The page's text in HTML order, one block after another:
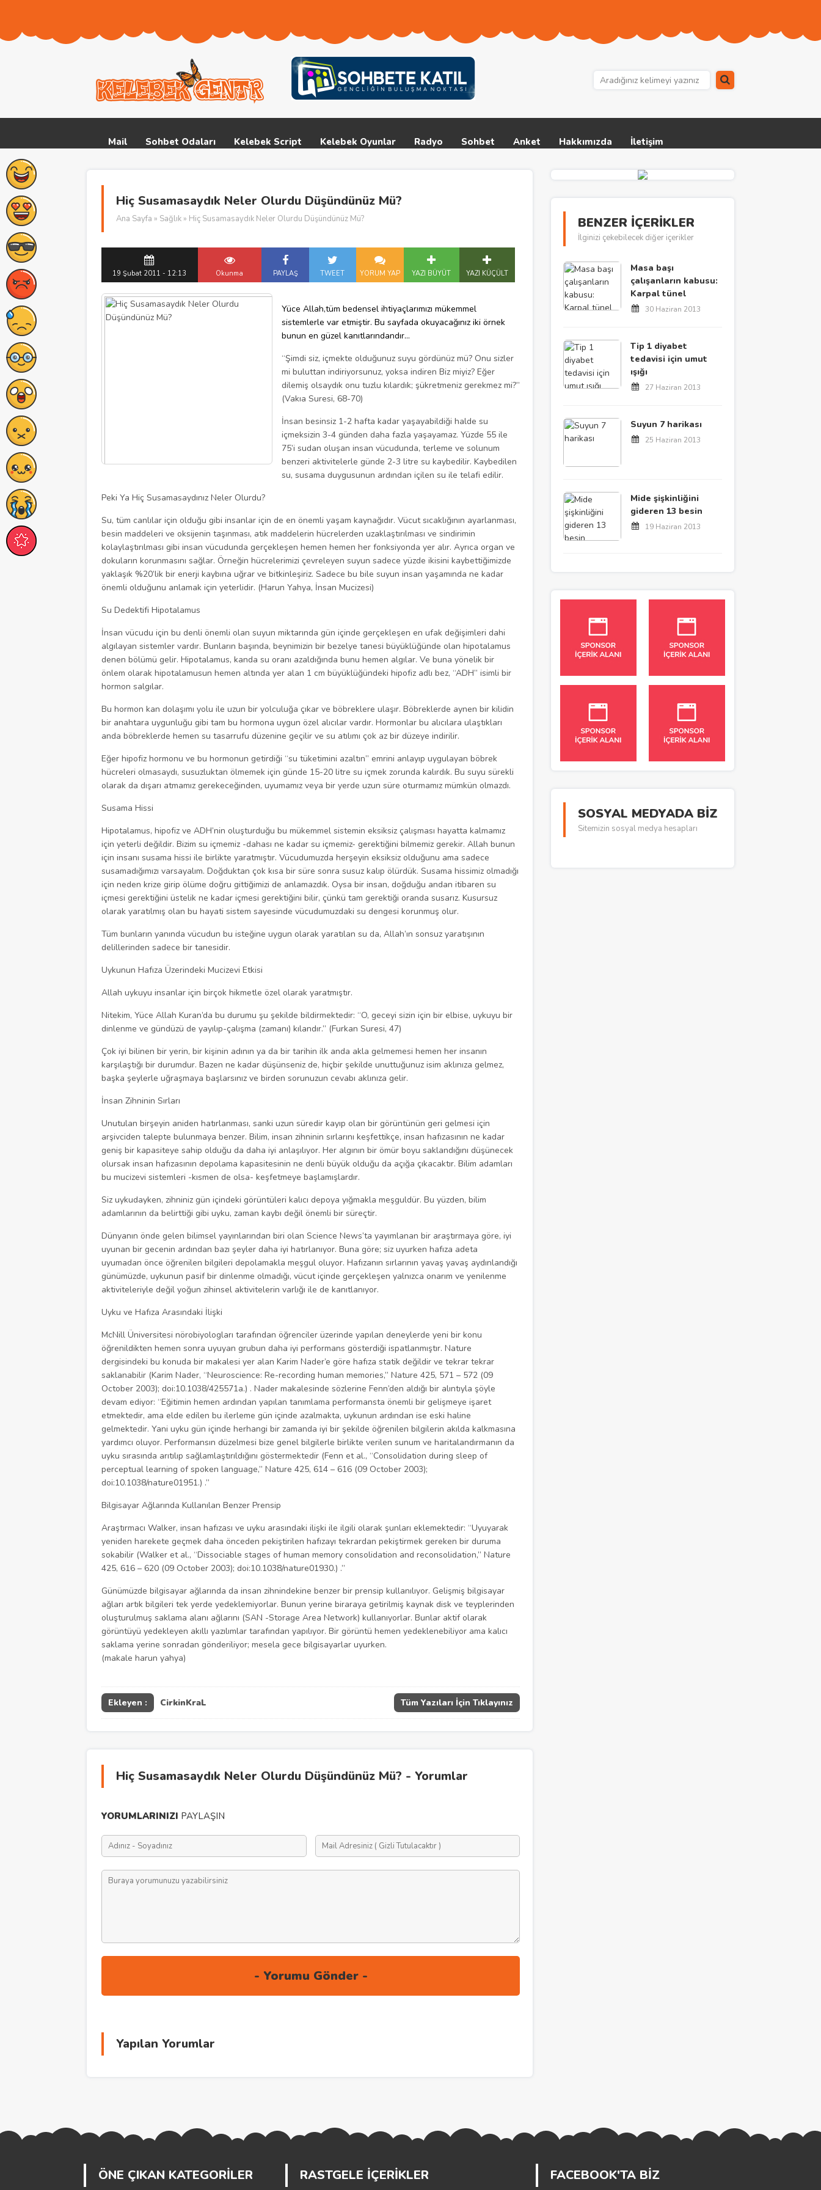
Mail Sohbet Odaları Kelebek Script Kelebek Oyunlar Radyo Sohbet Anket Hakkımızda İletişim
Hiç Susamasaydık Neler Olurdu Düşündünüz Mü?
Ana Sayfa » Sağlık » Hiç Susamasaydık Neler Olurdu Düşündünüz Mü?
19 Şubat 2011 - 12:13 Okunma PAYLAŞ TWEET YORUM YAP YAZI BÜYÜT YAZI KÜÇÜLT
Yüce Allah,tüm bedensel ihtiyaçlarımızı mükemmel
sistemlerle var etmiştir. Bu sayfada okuyacağınız iki örnek
bunun en güzel kanıtlarındandır…
“Şimdi siz, içmekte olduğunuz suyu gördünüz mü? Onu sizler
mi buluttan indiriyorsunuz, yoksa indiren Biz miyiz? Eğer
dilemiş olsaydık onu tuzlu kılardık; şükretmeniz gerekmez mi?”
(Vakıa Suresi, 68-70)
İnsan besinsiz 1-2 hafta kadar yaşayabildiği halde su
içmeksizin 3-4 günden daha fazla yaşayamaz. Yüzde 55 ile
75’i sudan oluşan insan vücudunda, terleme ve solunum
benzeri aktivitelerle günde 2-3 litre su kaybedilir. Kaybedilen
su, susama duygusunun ardından içilen su ile telafi edilir.
Peki Ya Hiç Susamasaydınız Neler Olurdu?
Su, tüm canlılar için olduğu gibi insanlar için de en önemli yaşam kaynağıdır. Vücut sıcaklığının ayarlanması,
besin maddeleri ve oksijenin taşınması, atık maddelerin hücrelerden uzaklaştırılması ve sindirimin
kolaylaştırılması gibi insan vücudunda gerçekleşen hemen hemen her fonksiyonda yer alır. Ayrıca organ ve
dokuların korunmasını sağlar. Örneğin hücrelerimizi çevreleyen suyun sadece yüzde ikisini kaybettiğimizde
yaklaşık %20’lik bir enerji kaybına uğrar ve bitkinleşiriz. Sadece bu bile suyun insan yaşamında ne kadar
önemli olduğunu anlamak için yeterlidir. (Harun Yahya, İnsan Mucizesi)
Su Dedektifi Hipotalamus
İnsan vücudu için bu denli önemli olan suyun miktarında gün içinde gerçekleşen en ufak değişimleri dahi
algılayan sistemler vardır. Bunların başında, beynimizin bir bezelye tanesi büyüklüğünde olan hipotalamus
denen bölümü gelir. Hipotalamus, kanda su oranı azaldığında bunu hemen algılar. Ve buna yönelik bir
önlem olarak hipotalamusun hemen altında yer alan 1 cm büyüklüğündeki hipofiz adlı bez, “ADH” isimli bir
hormon salgılar.
Bu hormon kan dolaşımı yolu ile uzun bir yolculuğa çıkar ve böbreklere ulaşır. Böbreklerde aynen bir kilidin
bir anahtara uygunluğu gibi tam bu hormona uygun özel alıcılar vardır. Hormonlar bu alıcılara ulaştıkları
anda böbreklerde hemen su tasarrufu düzenine geçilir ve su atılımı çok az bir düzeye indirilir.
Eğer hipofiz hormonu ve bu hormonun getirdiği “su tüketimini azaltın” emrini anlayıp uygulayan böbrek
hücreleri olmasaydı, susuzluktan ölmemek için günde 15-20 litre su içmek zorunda kalırdık. Bu suyu sürekli
olarak da dışarı atmamız gerekeceğinden, uyumamız veya bir yerde uzun süre oturmamız mümkün olmazdı.
Susama Hissi
Hipotalamus, hipofiz ve ADH’nin oluşturduğu bu mükemmel sistemin eksiksiz çalışması hayatta kalmamız
için yeterli değildir. Bizim su içmemiz -dahası ne kadar su içmemiz- gerektiğini bilmemiz gerekir. Allah bunun
için insanı susama hissi ile birlikte yaratmıştır. Vücudumuzda herşeyin eksiksiz olduğunu ama sadece
susamadığımızı varsayalım. Doğduktan çok kısa bir süre sonra susuz kalıp ölürdük. Susama hissimiz olmadığı
için neden krize girip ölüme doğru gittiğimizi de anlamazdık. Oysa bir insan, doğduğu andan itibaren su
içmesi gerektiğini üstelik ne kadar içmesi gerektiğini bilir, çünkü tam gerektiği oranda susarız. Kusursuz
olarak yaratılmış olan bu hayati sistem sayesinde vücudumuzdaki su dengesi korunmuş olur.
Tüm bunların yanında vücudun bu isteğine uygun olarak yaratılan su da, Allah’ın sonsuz yaratışının
delillerinden sadece bir tanesidir.
Uykunun Hafıza Üzerindeki Mucizevi Etkisi
Allah uykuyu insanlar için birçok hikmetle özel olarak yaratmıştır.
Nitekim, Yüce Allah Kuran’da bu durumu şu şekilde bildirmektedir: “O, geceyi sizin için bir elbise, uykuyu bir
dinlenme ve gündüzü de yayılıp-çalışma (zamanı) kılandır.” (Furkan Suresi, 47)
Çok iyi bilinen bir yerin, bir kişinin adının ya da bir tarihin ilk anda akla gelmemesi hemen her insanın
karşılaştığı bir durumdur. Bazen ne kadar düşünseniz de, hiçbir şekilde unuttuğunuz isim aklınıza gelmez,
başka şeylerle uğraşmaya başlarsınız ve birden sorunuzun cevabı aklınıza gelir.
İnsan Zihninin Sırları
Unutulan birşeyin aniden hatırlanması, sanki uzun süredir kayıp olan bir görüntünün geri gelmesi için
arşivciden talepte bulunmaya benzer. Bilim, insan zihninin sırlarını keşfettikçe, insan hafızasının ne kadar
geniş bir kapasiteye sahip olduğu da daha iyi anlaşılıyor. Her algının bir ömür boyu saklandığını düşünecek
olursak insan hafızasının depolama kapasitesinin ne denli büyük olduğu da açığa çıkacaktır. Bilim adamları
bu mucizevi sistemleri -kısmen de olsa- keşfetmeye başlamışlardır.
Siz uykudayken, zihniniz gün içindeki görüntüleri kalıcı depoya yığmakla meşguldür. Bu yüzden, bilim
adamlarının da belirttiği gibi uyku, zaman kaybı değil önemli bir süreçtir.
Dünyanın önde gelen bilimsel yayınlarından biri olan Science News’ta yayımlanan bir araştırmaya göre, iyi
uyunan bir gecenin ardından bazı şeyler daha iyi hatırlanıyor. Buna göre; siz uyurken hafıza adeta
uyumadan önce öğrenilen bilgileri depolamakla meşgul oluyor. Hafızanın sırlarının yavaş yavaş aydınlandığı
günümüzde, uykunun pasif bir dinlenme olmadığı, vücut içinde gerçekleşen yalnızca onarım ve yenilenme
aktiviteleriyle değil yoğun zihinsel aktivitelerin varlığı ile de kanıtlanıyor.
Uyku ve Hafıza Arasındaki İlişki
McNill Üniversitesi nörobiyologları tarafından öğrenciler üzerinde yapılan deneylerde yeni bir konu
öğrenildikten hemen sonra uyuyan grubun daha iyi performans gösterdiği ispatlanmıştır. Nature
dergisindeki bu konuda bir makalesi yer alan Karim Nader’e göre hafıza statik değildir ve tekrar tekrar
saklanabilir (Karim Nader, “Neuroscience: Re-recording human memories,” Nature 425, 571 – 572 (09
October 2003); doi:10.1038/425571a.) . Nader makalesinde sözlerine Fenn’den aldığı bir alıntıyla şöyle
devam ediyor: “Eğitimin hemen ardından yapılan tanımlama performansta önemli bir gelişmeye işaret
etmektedir, ama elde edilen bu ilerleme gün içinde azalmakta, uykunun ardından ise eski haline
gelmektedir. Yani uyku gün içinde herhangi bir zamanda iyi bir şekilde öğrenilen bilgilerin akılda kalkmasına
yardımcı oluyor. Performansın düzelmesi bize genel bilgilerle birlikte verilen sunum ve haritalandırmanın da
uyku sırasında arıtılıp sağlamlaştırıldığını göstermektedir (Fenn et al., “Consolidation during sleep of
perceptual learning of spoken language,” Nature 425, 614 – 616 (09 October 2003);
doi:10.1038/nature01951.) .”
Bilgisayar Ağlarında Kullanılan Benzer Prensip
Araştırmacı Walker, insan hafızası ve uyku arasındaki ilişki ile ilgili olarak şunları eklemektedir: “Uyuyarak
yeniden harekete geçmek daha önceden pekiştirilen hafızayı tekrardan pekiştirmek gereken bir duruma
sokabilir (Walker et al., “Dissociable stages of human memory consolidation and reconsolidation,” Nature
425, 616 – 620 (09 October 2003); doi:10.1038/nature01930.) .”
Günümüzde bilgisayar ağlarında da insan zihnindekine benzer bir prensip kullanılıyor. Gelişmiş bilgisayar
ağları artık bilgileri tek yerde yedeklemiyorlar. Bunun yerine biraraya getirilmiş kaynak disk ve teyplerinden
oluşturulmuş saklama alanı ağlarını (SAN -Storage Area Network) kullanıyorlar. Bunlar aktif olarak
görüntüyü yedekleyen akıllı yazılımlar tarafından yapılıyor. Bir görüntü hemen yedeklenebiliyor ama kalıcı
saklama yerine sonradan gönderiliyor; mesela gece bilgisayarlar uyurken.
(makale harun yahya)
Ekleyen : CirkinKraL Tüm Yazıları İçin Tıklayınız
Hiç Susamasaydık Neler Olurdu Düşündünüz Mü? - Yorumlar
YORUMLARINIZI PAYLAŞIN
Yapılan Yorumlar
BENZER İÇERİKLER
İlginizi çekebilecek diğer içerikler
Masa başı
çalışanların kabusu:
Karpal tünel
30 Haziran 2013
Tip 1 diyabet
tedavisi için umut
ışığı
27 Haziran 2013
Suyun 7 harikası
25 Haziran 2013
Mide şişkinliğini
gideren 13 besin
19 Haziran 2013
SOSYAL MEDYADA BİZ
Sitemizin sosyal medya hesapları
ÖNE ÇIKAN KATEGORİLER RASTGELE İÇERİKLER FACEBOOK'TA BİZ